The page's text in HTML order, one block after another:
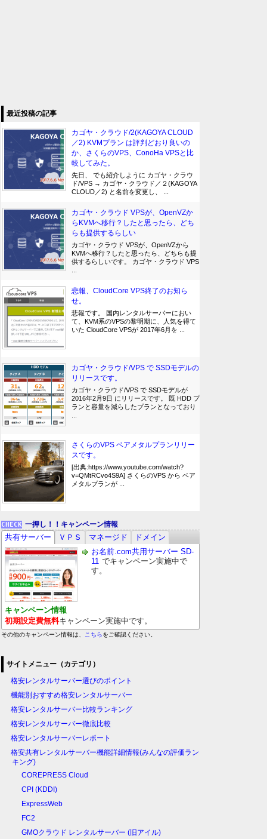
最近投稿の記事
カゴヤ・クラウド/2(KAGOYA CLOUD
／2) KVMプラン は評判どおり良いの
か、さくらのVPS、ConoHa VPSと比
較してみた。
先日、 でも紹介しように カゴヤ・クラウ
ド/VPS → カゴヤ・クラウド／２(KAGOYA
CLOUD／2) と名前を変更し、 ...
カゴヤ・クラウド VPSが、OpenVZか
らKVMへ移行？したと思ったら、どち
らも提供するらしい
カゴヤ・クラウド VPSが、OpenVZから
KVMへ移行？したと思ったら、どちらも提
供するらしいです。 カゴヤ・クラウド VPS
悲報、CloudCore VPS終了のお知ら
せ。
悲報です。 国内レンタルサーバーにおい
て、KVM系のVPSの黎明期に、人気を得て
いた CloudCore VPSが 2017年6月を ...
カゴヤ・クラウド/VPS で SSDモデルの
リリースです。
カゴヤ・クラウド/VPS で SSDモデルが
2016年2月9日 にリリースです。 既 HDD プ
ランと容量を減らしたプランとなっており
さくらのVPS ベアメタルプランリリー
スです。
[出典:https://www.youtube.com/watch?
v=QMtRCvo4S9A] さくらのVPS から ベア
メタルプランが ...
一押し！！キャンペーン情報
共有サーバー ＶＰＳ マネージド
ドメイン
お名前.com共用サーバー SD-
11 でキャンペーン実施中で
す。
キャンペーン情報
初期設定費無料キャンペーン実施中です。
その他のキャンペーン情報は、 こちらをご確認ください。
サイトメニュー（カテゴリ）
格安レンタルサーバー選びのポイント
機能別おすすめ格安レンタルサーバー
格安レンタルサーバー比較ランキング
格安レンタルサーバー徹底比較
格安レンタルサーバーレポート
格安共有レンタルサーバー機能詳細情報(みんなの評価ラン
キング)
COREPRESS Cloud
CPI (KDDI)
ExpressWeb
FC2
GMOクラウド レンタルサーバー (旧アイル)